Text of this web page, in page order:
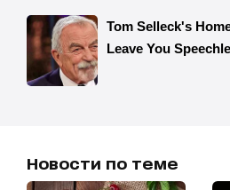
Новости по теме